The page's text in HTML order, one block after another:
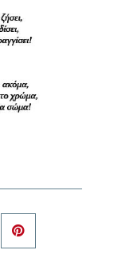
LinkedIn